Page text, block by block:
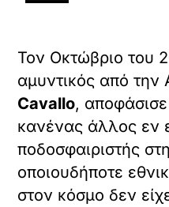
Τον Οκτώβριο του
αμυντικός από
Cavallo,
κανένας άλλος εν
ποδοσφαιριστής
οποιουδήποτε
στον κόσμο δεν